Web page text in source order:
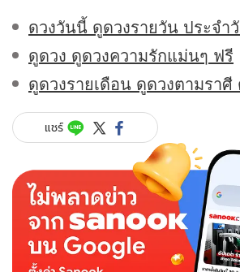
ดวงวันนี้ ดูดวงรายวัน ประจำ
ดูดวง ดูดวงความรักแม่นๆ ฟรี
ดูดวงรายเดือน ดูดวงตามราศี
แชร์